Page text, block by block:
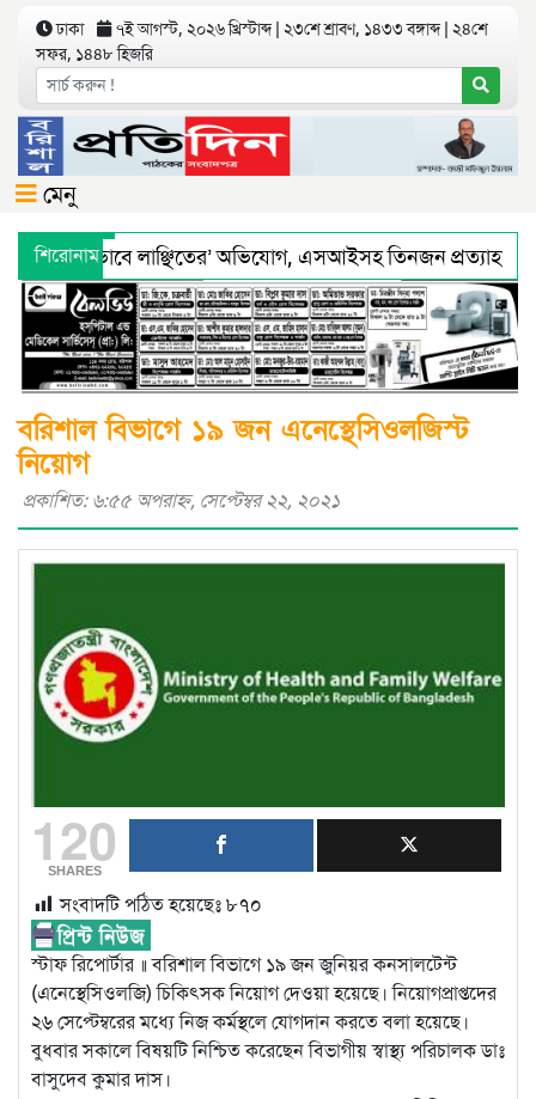
ঢাকা
৭ই আগস্ট, ২০২৬ খ্রিস্টাব্দ | ২৩শে শ্রাবণ, ১৪৩৩ বঙ্গাব্দ | ২৪শে
সফর, ১৪৪৮ হিজরি
মেনু
শিরোনাম
‘শারীরিকভাবে লাঞ্ছিতের’ অভিযোগ, এসআইসহ তিনজন প্রত্যাহার
অধিদফতরের মহাপরিচালকের হুশিয়ারী
বরিশালে শ্রমিকদের
বরিশাল বিভাগে ১৯ জন এনেস্থেসিওলজিস্ট
নিয়োগ
প্রকাশিত: ৬:৫৫ অপরাহ্ণ, সেপ্টেম্বর ২২, ২০২১
120
SHARES
সংবাদটি পঠিত হয়েছেঃ ৮৭০
স্টাফ রিপোর্টার ॥ বরিশাল বিভাগে ১৯ জন জুনিয়র কনসালটেন্ট
(এনেস্থেসিওলজি) চিকিৎসক নিয়োগ দেওয়া হয়েছে। নিয়োগপ্রাপ্তদের
২৬ সেপ্টেম্বরের মধ্যে নিজ কর্মস্থলে যোগদান করতে বলা হয়েছে।
বুধবার সকালে বিষয়টি নিশ্চিত করেছেন বিভাগীয় স্বাস্থ্য পরিচালক ডাঃ
বাসুদেব কুমার দাস।